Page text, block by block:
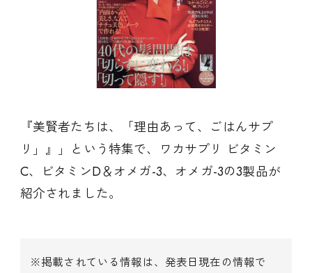
『美賢者たちは、「理由あって、ごはんサプ
リ」』」という特集で、ワカサプリ ビタミン
C、ビタミンD＆オメガ-3、オメガ-3の3製品が
紹介されました。
※掲載されている情報は、発表日現在の情報で